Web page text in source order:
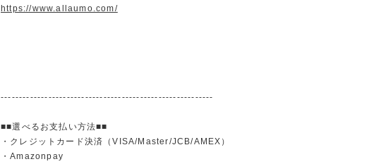
https://www.allaumo.com/
----------------------------------------------------------
■■選べるお支払い方法■■
・クレジットカード決済（VISA/Master/JCB/AMEX）
・Amazonpay